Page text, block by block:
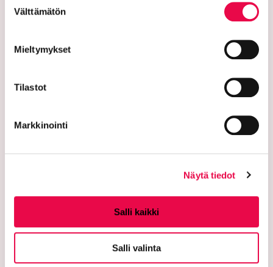
valinta
Välttämätön
Mieltymykset
Tilastot
Markkinointi
Näytä tiedot
Salli kaikki
Salli valinta
Riihimäen kaupunki
Vaihde: 019 758 4000
Sähköpostiosoitteet:
etunimi.sukunimi@riihimaki.fi
Turvasähköpostiosoite: